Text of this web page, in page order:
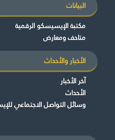
البيانات
مكتبة الإيسيسكو الرقمية
متاحف ومعارض
الأخبار والأحداث
آخر الأخبار
الأحداث
وسائل التواصل الاجتماعي